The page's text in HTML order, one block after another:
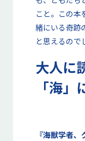
こと。この本
緒にいる奇跡
と思えるので
大人に
「海
『海獣学者